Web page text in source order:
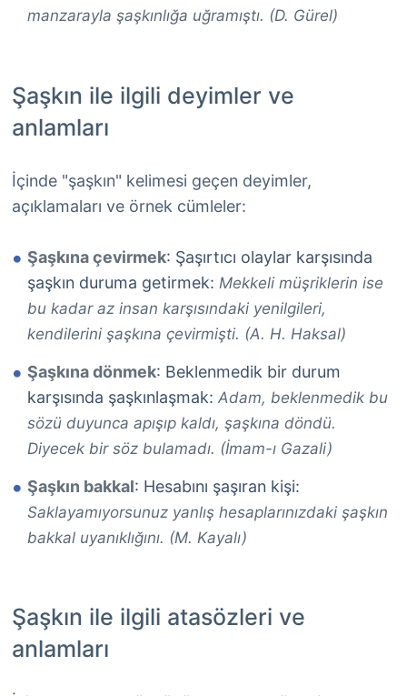
manzarayla şaşkınlığa uğramıştı. (D. Gürel)
Şaşkın ile ilgili deyimler ve
anlamları
İçinde "şaşkın" kelimesi geçen deyimler,
açıklamaları ve örnek cümleler:
Şaşkına çevirmek: Şaşırtıcı olaylar karşısında
şaşkın duruma getirmek: Mekkeli müşriklerin ise
bu kadar az insan karşısındaki yenilgileri,
kendilerini şaşkına çevirmişti. (A. H. Haksal)
Şaşkına dönmek: Beklenmedik bir durum
karşısında şaşkınlaşmak: Adam, beklenmedik bu
sözü duyunca apışıp kaldı, şaşkına döndü.
Diyecek bir söz bulamadı. (İmam-ı Gazali)
Şaşkın bakkal: Hesabını şaşıran kişi:
Saklayamıyorsunuz yanlış hesaplarınızdaki şaşkın
bakkal uyanıklığını. (M. Kayalı)
Şaşkın ile ilgili atasözleri ve
anlamları